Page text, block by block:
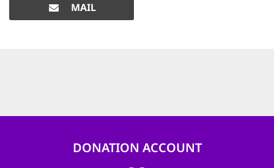
MAIL
DONATION ACCOUNT